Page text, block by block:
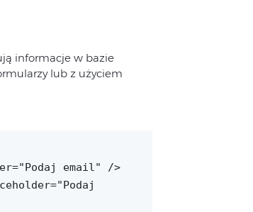
informacje w bazie
lub z użyciem
email" />